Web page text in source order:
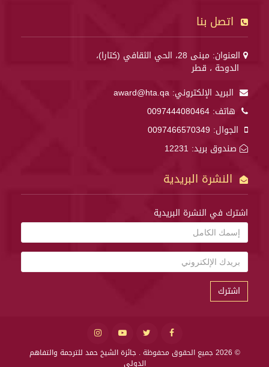
اتصل بنا
العنوان: مبنى 28، الحي الثقافي (كتارا)،
الدوحة ، قطر
البريد الإلكتروني: award@hta.qa
هاتف: 0097444080464
الجوال: 0097466570349
صندوق بريد: 12231
النشرة البريدية
اشترك في النشرة البريدية
اشترك
© 2026 جميع الحقوق محفوظة .
جائزة الشيخ حمد للترجمة والتفاهم
الدولي